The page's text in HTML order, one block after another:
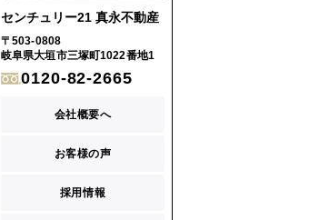
センチュリー21 真永不動産
〒503-0808
岐阜県大垣市三塚町1022番地1
0120-82-2665
会社概要へ
お客様の声
採用情報